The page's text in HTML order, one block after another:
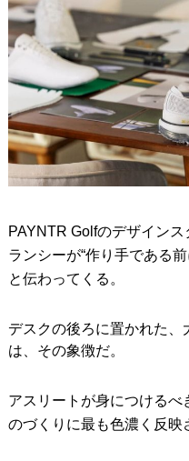
PAYNTR Golfのデザイン
ランシーが“作り手である
と伝わってくる。
デスクの後ろに置かれた、
は、その象徴だ。
アスリートが身につけるべ
のづくりに最も色濃く反映